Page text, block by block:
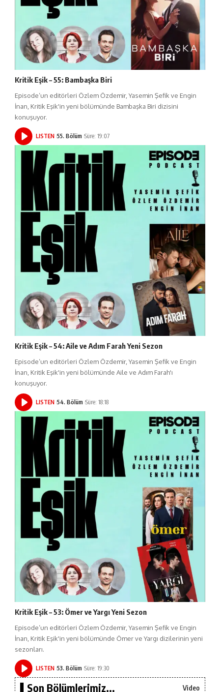
Kritik Eşik – 55: Bambaşka Biri
Episode’un editörleri Özlem Özdemir, Yasemin Şefik ve Engin
İnan, Kritik Eşik'in yeni bölümünde Bambaşka Biri dizisini
konuşuyor.
LISTEN 55. Bölüm Süre: 19:07
Kritik Eşik – 54: Aile ve Adım Farah Yeni Sezon
Episode’un editörleri Özlem Özdemir, Yasemin Şefik ve Engin
İnan, Kritik Eşik'in yeni bölümünde Aile ve Adım Farah'ı
konuşuyor.
LISTEN 54. Bölüm Süre: 18:18
Kritik Eşik – 53: Ömer ve Yargı Yeni Sezon
Episode’un editörleri Özlem Özdemir, Yasemin Şefik ve Engin
İnan, Kritik Eşik'in yeni bölümünde Ömer ve Yargı dizilerinin yeni
sezonları.
LISTEN 53. Bölüm Süre: 19:30
Son Bölümlerimiz... Video